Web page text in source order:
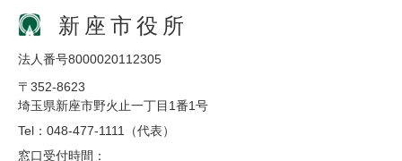
新座市役所
法人番号8000020112305
〒352-8623
埼玉県新座市野火止一丁目1番1号
Tel：048-477-1111（代表）
窓口受付時間：